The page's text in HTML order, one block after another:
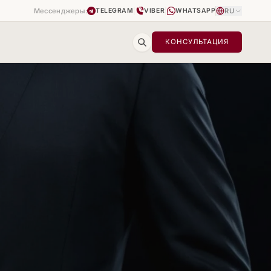
Мессенджеры: TELEGRAM VIBER | WHATSAPP RU
КОНСУЛЬТАЦИЯ